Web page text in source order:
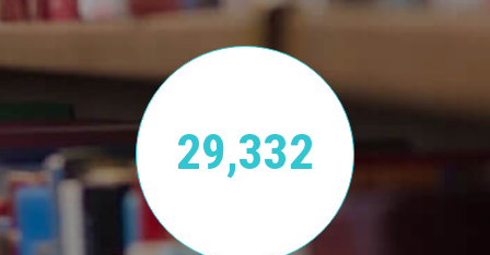
29,332